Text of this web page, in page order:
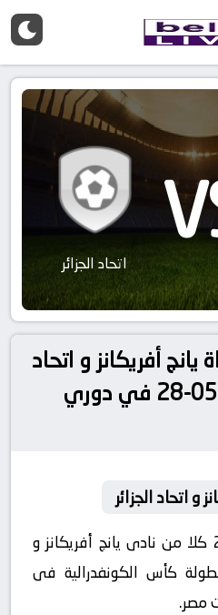
اتحاد الجزائر
أفريكانز و اتحاد
الجزائر بتاريخ 2023-05-28 في دوري
و اتحاد الجزائر
يلتقى اليوم 2023-05-28 كلا من نادى يانج أفريكانز و
كأس الكونفدرالية فى